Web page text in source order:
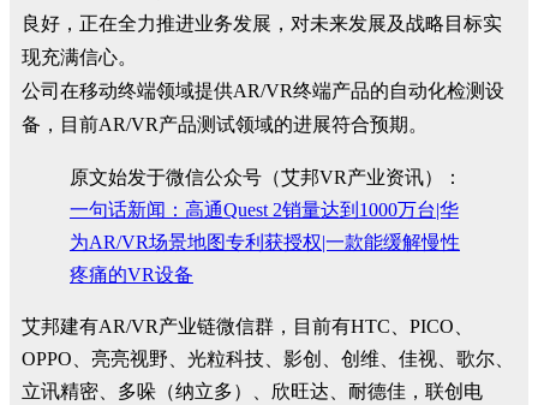
良好，正在全力推进业务发展，对未来发展及战略目标实
现充满信心。
公司在移动终端领域提供AR/VR终端产品的自动化检测设
备，目前AR/VR产品测试领域的进展符合预期。
原文始发于微信公众号（艾邦VR产业资讯）：
一句话新闻：高通Quest 2销量达到1000万台|华
为AR/VR场景地图专利获授权|一款能缓解慢性
疼痛的VR设备
艾邦建有AR/VR产业链微信群，目前有HTC、PICO、
OPPO、亮亮视野、光粒科技、影创、创维、佳视、歌尔、
立讯精密、多哚（纳立多）、欣旺达、耐德佳，联创电